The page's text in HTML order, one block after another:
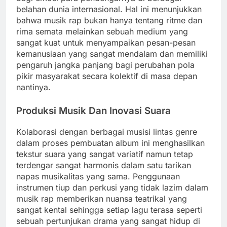
belahan dunia internasional. Hal ini menunjukkan
bahwa musik rap bukan hanya tentang ritme dan
rima semata melainkan sebuah medium yang
sangat kuat untuk menyampaikan pesan-pesan
kemanusiaan yang sangat mendalam dan memiliki
pengaruh jangka panjang bagi perubahan pola
pikir masyarakat secara kolektif di masa depan
nantinya.
Produksi Musik Dan Inovasi Suara
Kolaborasi dengan berbagai musisi lintas genre
dalam proses pembuatan album ini menghasilkan
tekstur suara yang sangat variatif namun tetap
terdengar sangat harmonis dalam satu tarikan
napas musikalitas yang sama. Penggunaan
instrumen tiup dan perkusi yang tidak lazim dalam
musik rap memberikan nuansa teatrikal yang
sangat kental sehingga setiap lagu terasa seperti
sebuah pertunjukan drama yang sangat hidup di